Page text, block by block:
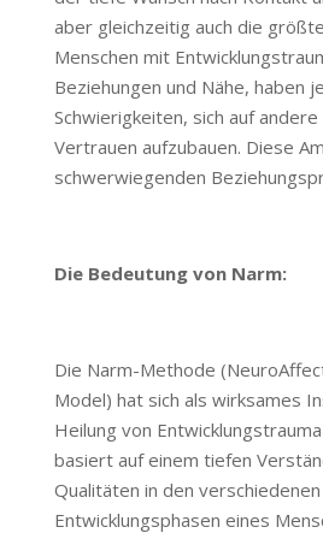
aber gleichzeitig auch die
Menschen mit
Beziehungen und Nähe, haben
Schwierigkeiten, sich auf
Vertrauen aufzubauen. Diese
schwerwiegenden
Die Bedeutung von Narm:
Die Narm-Methode
Model) hat sich als wirksames
Heilung von
basiert auf einem tiefen
Qualitäten in den verschiedenen
Entwicklungsphasen eines